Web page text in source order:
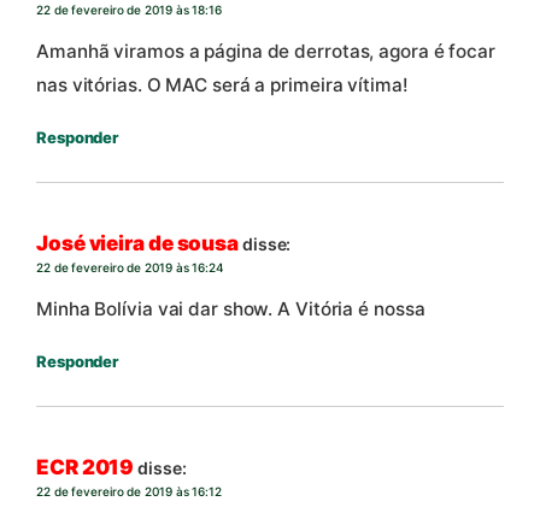
22 de fevereiro de 2019 às 18:16
Amanhã viramos a página de derrotas, agora é focar
nas vitórias. O MAC será a primeira vítima!
Responder
José vieira de sousadisse:
22 de fevereiro de 2019 às 16:24
Minha Bolívia vai dar show. A Vitória é nossa
Responder
ECR 2019 disse:
22 de fevereiro de 2019 às 16:12